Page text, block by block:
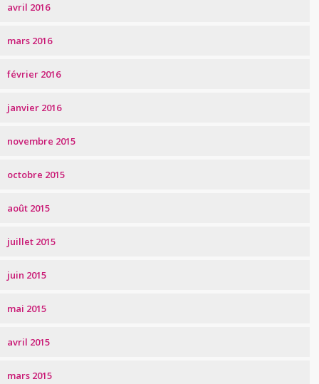
avril 2016
mars 2016
février 2016
janvier 2016
novembre 2015
octobre 2015
août 2015
juillet 2015
juin 2015
mai 2015
avril 2015
mars 2015